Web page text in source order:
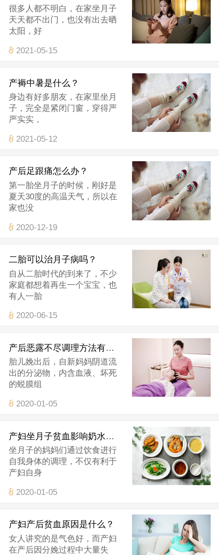
很多人都不明白，在家坐月子
天天都不出门，也没有出去晒
太阳，好
2021-05-15
产褥中暑是什么？
身边有好多朋友，在家里坐月
子，完全是紧闭门窗，穿得严
严实实，
2021-05-12
产后足跟痛怎么办？
第一胎坐月子的时候，刚好是
夏天30度的高温天气，所以在
家也没
2020-12-19
二胎可以治月子病吗？
自从二胎时代的到来了，不少
家庭都想着再生一个宝宝，也
有人一胎
2020-06-15
产后恶露不尽调理方法有哪些？
胎儿娩出后，自新妈妈阴道流
出的分泌物，内含血液、坏死
的蜕膜组
2020-01-05
产妇坐月子贫血影响奶水吗？
坐月子的妈妈们通过饮食进行
自我身体的调理，不仅有利于
产妇自身
2020-01-05
产妇产后贫血原因是什么？
女人讲究的是气色好，而产妇
在产后因分娩过程中大量失